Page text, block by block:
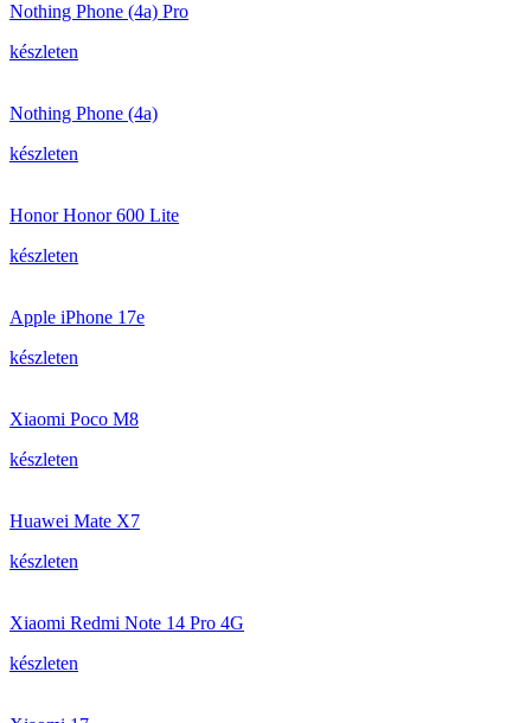
Nothing Phone (4a) Pro
készleten
Nothing Phone (4a)
készleten
Honor Honor 600 Lite
készleten
Apple iPhone 17e
készleten
Xiaomi Poco M8
készleten
Huawei Mate X7
készleten
Xiaomi Redmi Note 14 Pro 4G
készleten